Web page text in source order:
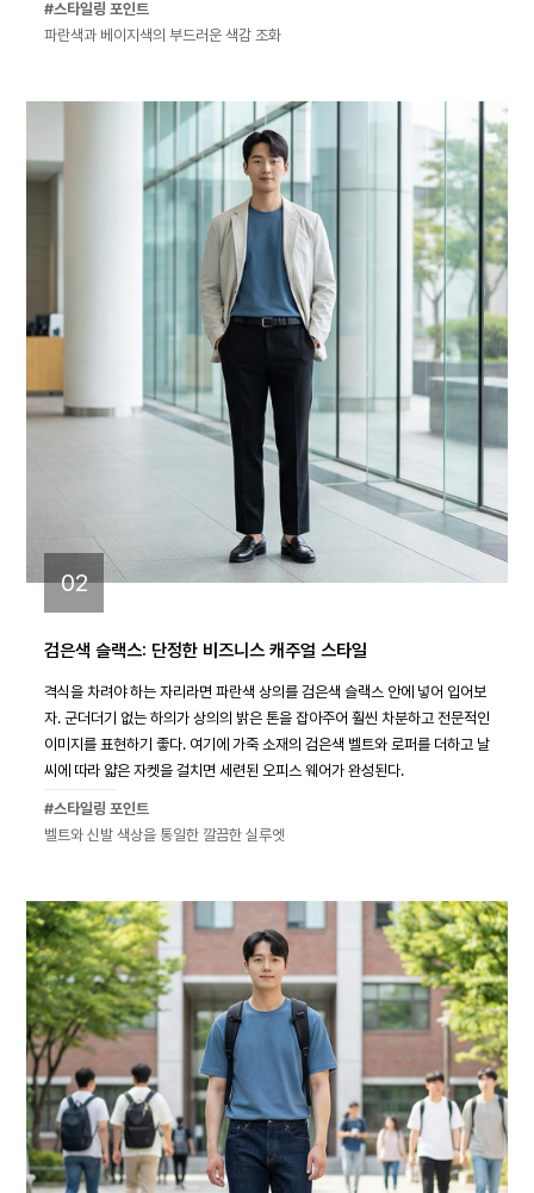
#스타일링 포인트
파란색과 베이지색의 부드러운 색감 조화
02
검은색 슬랙스: 단정한 비즈니스 캐주얼 스타일
격식을 차려야 하는 자리라면 파란색 상의를 검은색 슬랙스 안에 넣어 입어보
자. 군더더기 없는 하의가 상의의 밝은 톤을 잡아주어 훨씬 차분하고 전문적인
이미지를 표현하기 좋다. 여기에 가죽 소재의 검은색 벨트와 로퍼를 더하고 날
씨에 따라 얇은 자켓을 걸치면 세련된 오피스 웨어가 완성된다.
#스타일링 포인트
벨트와 신발 색상을 통일한 깔끔한 실루엣